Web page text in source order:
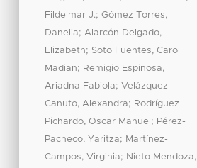
Fildelmar J.;Gómez Torres,
Danelia; Alarcón Delgado,
Elizabeth; Soto Fuentes, Carol
Madian; Remigio Espinosa,
Ariadna Fabiola;Velázquez
Canuto, Alexandra; Rodríguez
Pichardo, Oscar Manuel ; Pérez-
Pacheco, Yaritza; Martínez-
Campos, Virginia; Nieto Mendoza,